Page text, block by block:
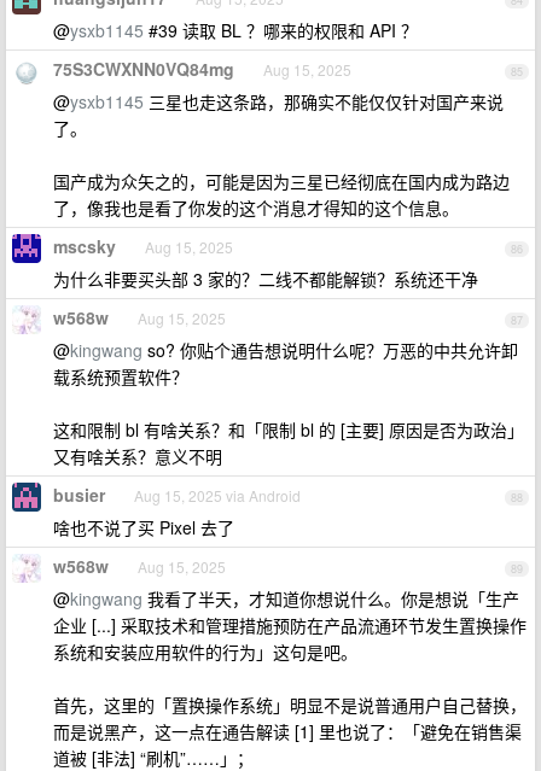
@ysxb1145 #39 读取 BL ？哪来的权限和 API ？
85
75S3CWXNN0VQ84mg Aug 15, 2025
@ysxb1145 三星也走这条路，那确实不能仅仅针对国产来说
了。
国产成为众矢之的，可能是因为三星已经彻底在国内成为路边
了，像我也是看了你发的这个消息才得知的这个信息。
86
mscsky Aug 15, 2025
为什么非要买头部 3 家的？二线不都能解锁？系统还干净
87
w568w Aug 15, 2025
@kingwang so? 你贴个通告想说明什么呢？万恶的中共允许卸
载系统预置软件？
这和限制 bl 有啥关系？和「限制 bl 的 [主要] 原因是否为政治」
又有啥关系？意义不明
88
busier Aug 15, 2025 via Android
啥也不说了买 Pixel 去了
89
w568w Aug 15, 2025
@kingwang 我看了半天，才知道你想说什么。你是想说「生产
企业 [...] 采取技术和管理措施预防在产品流通环节发生置换操作
系统和安装应用软件的行为」这句是吧。
首先，这里的「置换操作系统」明显不是说普通用户自己替换，
而是说黑产，这一点在通告解读 [1] 里也说了：「避免在销售渠
道被 [非法] “刷机”……」；